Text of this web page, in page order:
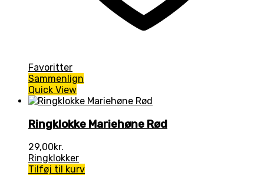
Favoritter
Sammenlign
Quick View
Ringklokke Mariehøne Rød
29,00kr.
Ringklokker
Tilføj til kurv